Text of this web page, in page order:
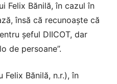
Felix Bănilă, în cazul în
însă că recunoaște că
șeful DIICOT, dar
de persoane”.
Felix Bănilă, n.r.), în